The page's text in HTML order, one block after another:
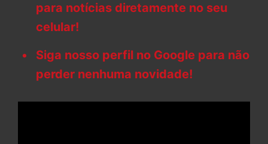
para notícias diretamente no seu
celular!
Siga nosso perfil no Google para não
perder nenhuma novidade!